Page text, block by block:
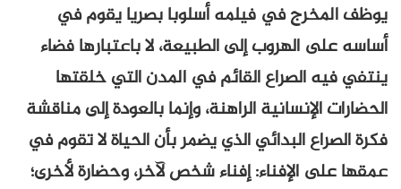
يوظف المخرج في فيلمه أسلوبا بصريا يقوم في
أساسه على الهروب إلى الطبيعة، لا باعتبارها فضاء
ينتفي فيه الصراع القائم في المدن التي خلقتها
الحضارات الإنسانية الراهنة، وإنما بالعودة إلى مناقشة
فكرة الصراع البدائي الذي يضمر بأن الحياة لا تقوم في
عمقها على الإفناء: إفناء شخص لآخر، وحضارة لأخرى؛